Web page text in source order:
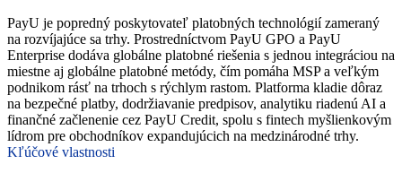
PayU je popredný poskytovateľ platobných technológií zameraný
na rozvíjajúce sa trhy. Prostredníctvom PayU GPO a PayU
Enterprise dodáva globálne platobné riešenia s jednou integráciou na
miestne aj globálne platobné metódy, čím pomáha MSP a veľkým
podnikom rásť na trhoch s rýchlym rastom. Platforma kladie dôraz
na bezpečné platby, dodržiavanie predpisov, analytiku riadenú AI a
finančné začlenenie cez PayU Credit, spolu s fintech myšlienkovým
lídrom pre obchodníkov expandujúcich na medzinárodné trhy.
Kľúčové vlastnosti